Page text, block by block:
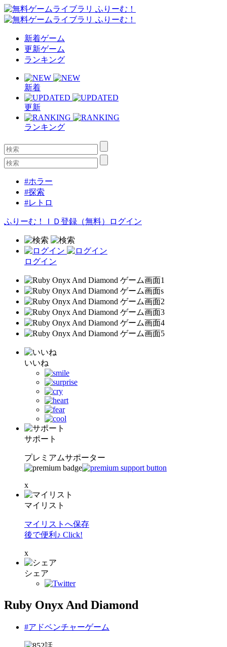
新着ゲーム
更新ゲーム
ランキング
新着
更新
ランキング
#ホラー
#探索
#レトロ
ふりーむ！ＩＤ登録（無料） ログイン
ログイン
いいね
サポート
プレミアムサポーター
x
マイリスト
マイリストへ保存
後で便利♪ Click!
x
シェア
Ruby Onyx And Diamond
#アドベンチャーゲーム